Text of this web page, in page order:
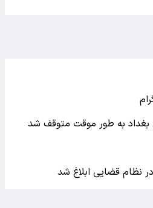
بغداد به طور موقت متوقف شد
نظام قضایی ابلاغ شد